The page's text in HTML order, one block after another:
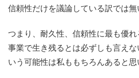
信頼性だけを議論している訳では無
つまり、耐久性、信頼性に最も優
事業で生き残るとは必ずしも言えな
いう可能性は私ももちろんあると思